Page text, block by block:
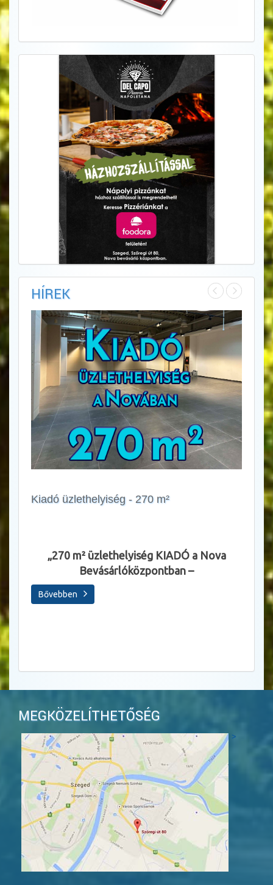
HÍREK
Kiadó üzlethelyiség - 270 m²
„270 m² üzlethelyiség KIADÓ a Nova
Bevásárlóközpontban –
Bővebben
MEGKÖZELÍTHETŐSÉG
>